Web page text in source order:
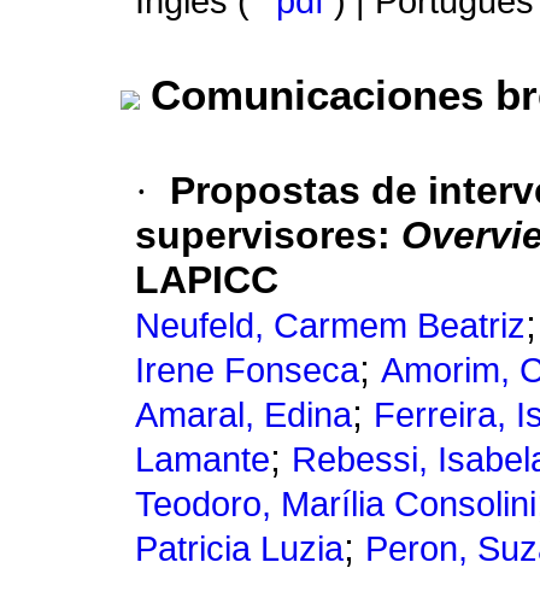
Comunicaciones
·
Propostas de
supervisores:
LAPICC
Neufeld, Carmem Beatriz
Irene Fonseca; Amorim,
Amaral, Edina; Ferreira,
Lamante; Rebessi,
Teodoro, Marília Consolini
Patricia Luzia; Peron,